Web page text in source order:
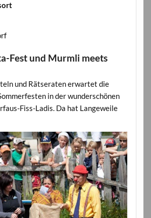
Fest und Murmli meets
und Rätseraten erwartet die
in der wunderschönen
Fiss-Ladis. Da hat Langeweile